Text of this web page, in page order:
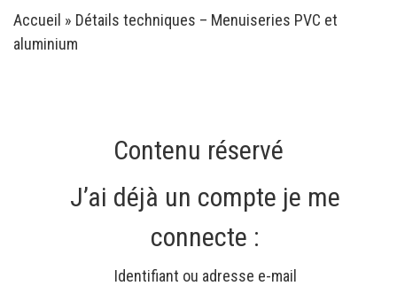
Accueil » Détails techniques – Menuiseries PVC et
aluminium
Contenu réservé
J’ai déjà un compte je me
connecte :
Identifiant ou adresse e-mail